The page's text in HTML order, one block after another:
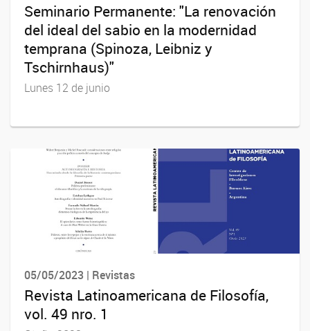
Seminario Permanente: "La renovación
del ideal del sabio en la modernidad
temprana (Spinoza, Leibniz y
Tschirnhaus)"
Lunes 12 de junio
05/05/2023 | Revistas
Revista Latinoamericana de Filosofía,
vol. 49 nro. 1